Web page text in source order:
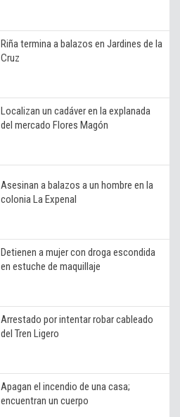
Riña termina a balazos en Jardines de la
Cruz
Localizan un cadáver en la explanada
del mercado Flores Magón
Asesinan a balazos a un hombre en la
colonia La Expenal
Detienen a mujer con droga escondida
en estuche de maquillaje
Arrestado por intentar robar cableado
del Tren Ligero
Apagan el incendio de una casa;
encuentran un cuerpo